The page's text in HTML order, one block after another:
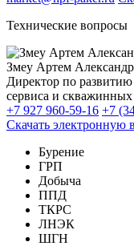
Технические вопросы
Змеу Артем
Директор по развитию
сервиса и
+7 927 960-59-16 +7
Скачать электронную
Бурение
ГРП
Добыча
ППД
ТКРС
ЛНЭК
ШГН